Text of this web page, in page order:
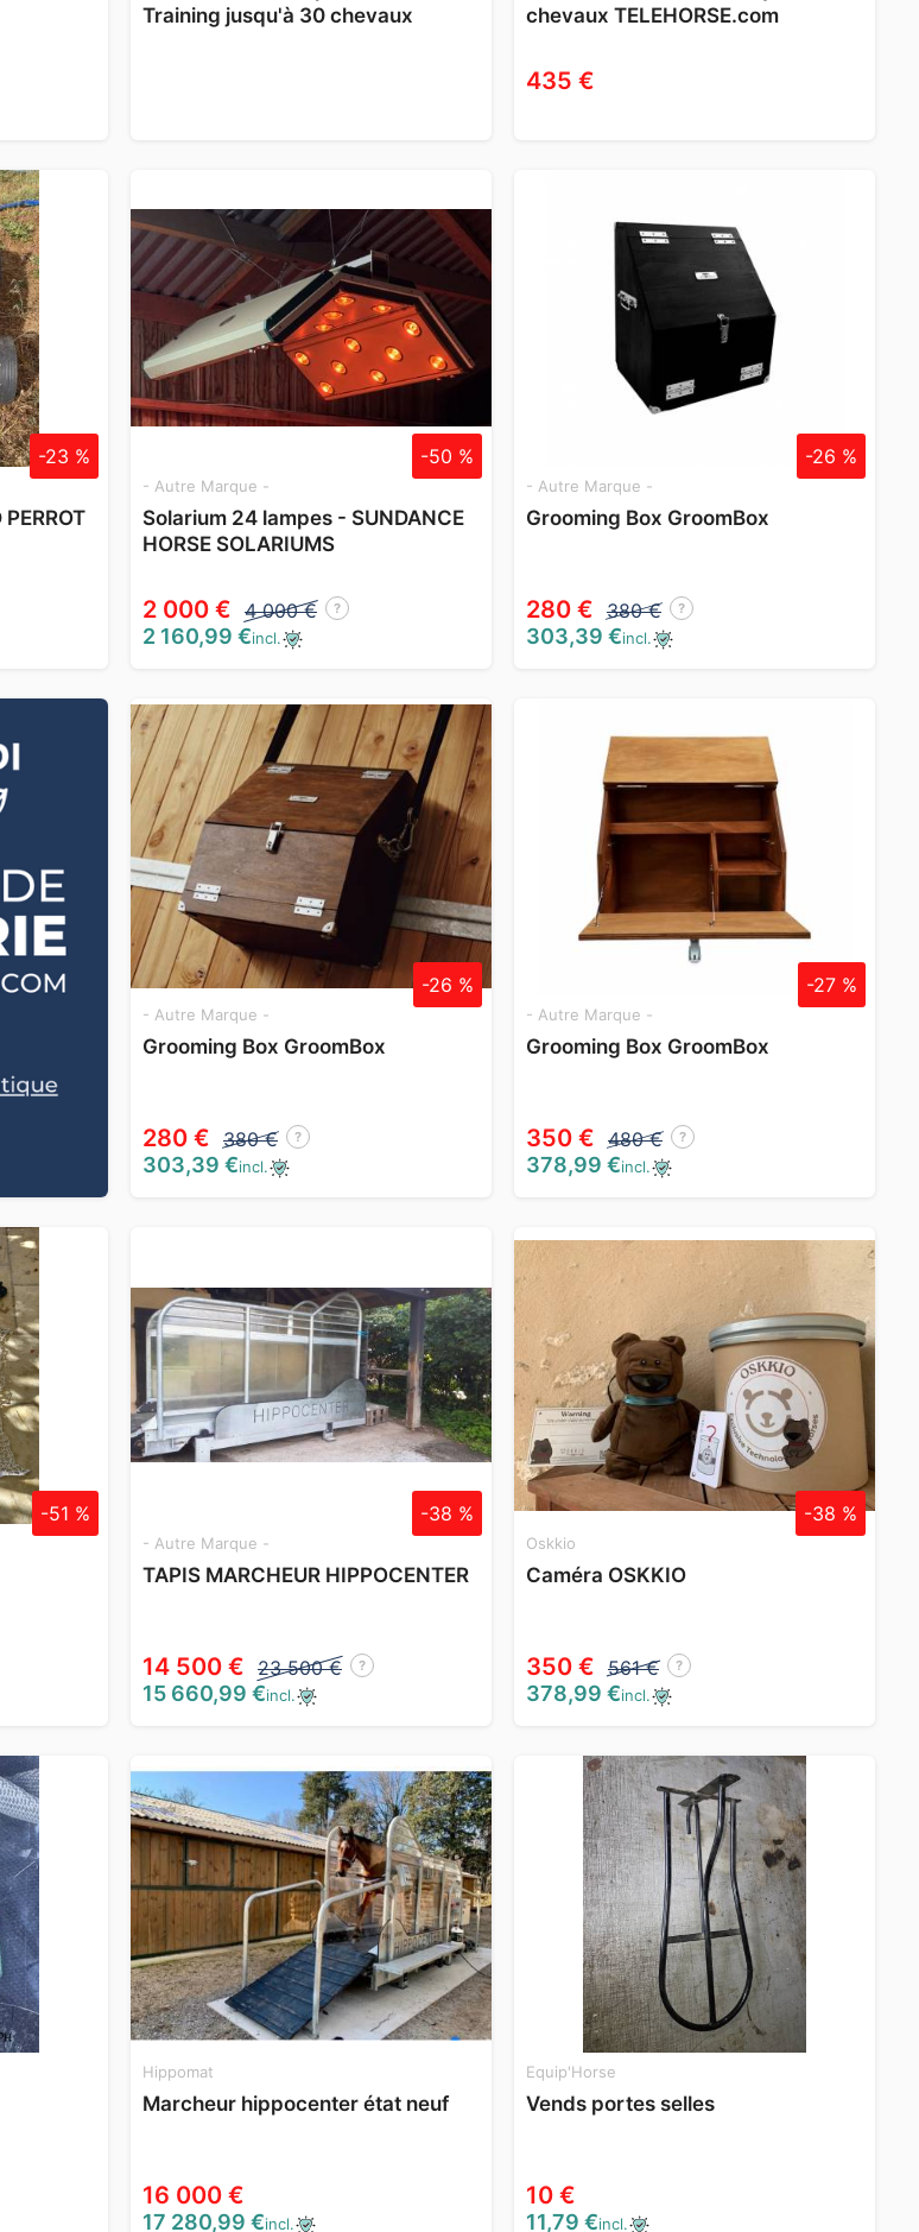
Training jusqu'à 30 chevaux
chevaux TELEHORSE.com
435 €
-23 %
- Autre Marque -
Solarium 24 lampes - SUNDANCE
HORSE SOLARIUMS
2 000 € 4 000 € ?
-50 %
2 160,99 €incl.
- Autre Marque -
Grooming Box GroomBox
280 € 380 € ?
-26 %
303,39 €incl.
- Autre Marque -
Grooming Box GroomBox
280 € 380 € ?
-26 %
303,39 €incl.
- Autre Marque -
Grooming Box GroomBox
350 € 480 € ?
-27 %
378,99 €incl.
-51 %
- Autre Marque -
TAPIS MARCHEUR HIPPOCENTER
14 500 € 23 500 € ?
-38 %
15 660,99 €incl.
Oskkio
Caméra OSKKIO
350 € 561 € ?
-38 %
378,99 €incl.
Hippomat
Marcheur hippocenter état neuf
16 000 €
17 280,99 €incl.
Equip'Horse
Vends portes selles
10 €
11,79 €incl.